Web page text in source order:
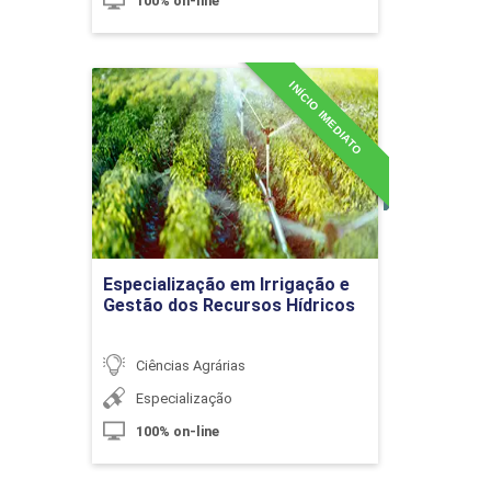
10h
Planejamento Estratégico em Gestão
de Pessoas
Especialização em Irrigação e
Gestão dos Recursos Hídricos
INÍCIO IMEDIATO
Ciências Agrárias
Especialização
100% on-line
Especialização em
Irrigação e Gestão dos
Recursos Hídricos
Detalhes do curso